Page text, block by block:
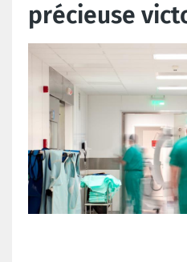
précieuse